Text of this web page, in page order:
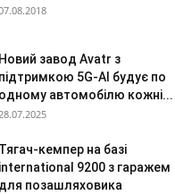
Новий завод Avatr з
підтримкою 5G-AI будує по
одному автомобілю кожні...
Тягач-кемпер на базі
international 9200 з гаражем
для позашляховика